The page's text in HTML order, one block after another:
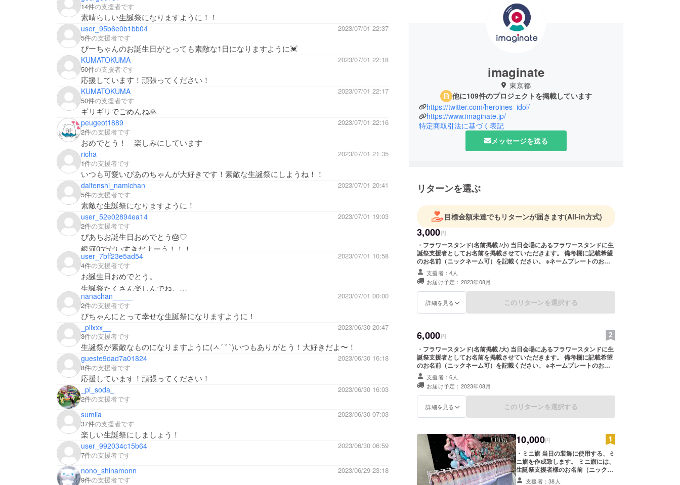
14件の支援者です
素晴らしい生誕祭になりますように！！
user_95b6e0b1bb04
2023/07/01 22:37
5件の支援者です
ぴーちゃんのお誕生日がとっても素敵な1日になりますように💓
KUMATOKUMA
2023/07/01 22:18
50件の支援者です
応援しています！頑張ってください！
KUMATOKUMA
2023/07/01 22:17
50件の支援者です
ギリギリでごめんね🙏
peugeot1889
2023/07/01 22:16
2件の支援者です
おめでとう！ 楽しみにしています
richa_
2023/07/01 21:35
1件の支援者です
いつも可愛いぴあのちゃんが大好きです！素敵な生誕祭にしようね！！
daitenshi_namichan
2023/07/01 20:41
5件の支援者です
素敵な生誕祭になりますように！
user_52e02894ea14
2023/07/01 19:03
2件の支援者です
ぴあちお誕生日おめでとう🎂♡
銀河0でだいすきだよーう！！！
user_7bff23e5ad54
2023/07/01 10:58
4件の支援者です
お誕生日おめでとう。
生誕祭たくさん楽しんでね。
これからも応援していきます！
nanachan_____
2023/07/01 00:00
2件の支援者です
ぴちゃんにとって幸せな生誕祭になりますように！
_piixxx__
2023/06/30 20:47
3件の支援者です
生誕祭が素敵なものになりますように(ㅅ´ ˘ `)いつもありがとう！大好きだよ〜！
gueste9dad7a01824
2023/06/30 16:18
8件の支援者です
応援しています！頑張ってください！
_pi_soda_
2023/06/30 16:03
2件の支援者です
sumiia
2023/06/30 07:03
37件の支援者です
楽しい生誕祭にしましょう！
user_992034c15b64
2023/06/30 06:59
7件の支援者です
nono_shinamonn
2023/06/29 23:18
9件の支援者です
imaginate
東京都
他に109件のプロジェクトを掲載しています
https://twitter.com/heroines_idol/
https://www.imaginate.jp/
特定商取引法に基づく表記
メッセージを送る
リターンを選ぶ
目標金額未達でもリターンが届きます(All-in方式)
3,000円
・フラワースタンド(名前掲載 /小) 当日会場にあるフラワースタンドに生
誕祭支援者としてお名前を掲載させていただきます。 備考欄に記載希望
のお名前（ニックネーム可）を記載ください。 ※ネームプレートのお持
ち帰り不可 ※お名前（ニックネーム可）は、6文字までお願いいたしま
す。 ※特殊文字・記号は使用できません。
支援者：4人
お届け予定：2023年08月
詳細を見る このリターンを選択する
6,000円
・フラワースタンド(名前掲載 /大) 当日会場にあるフラワースタンドに生
誕祭支援者としてお名前を掲載させていただきます。 備考欄に記載希望
のお名前（ニックネーム可）を記載ください。 ※ネームプレートのお持
ち帰り不可 ※お名前（ニックネーム可）は、6文字までお願いいたしま
す。 ※特殊文字・記号は使用できません。
支援者：6人
お届け予定：2023年08月
詳細を見る このリターンを選択する
10,000円
・ミニ旗 当日の装飾に使用する、ミ
ニ旗を作成致します。 ミニ旗には、
生誕祭支援者様のお名前（ニック
ネーム可）を記載させていただきま
支援者：38人